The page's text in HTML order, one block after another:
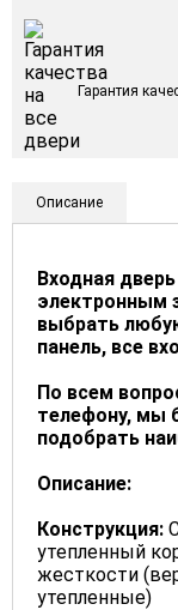
Гарантия
Описание
Входная
электронным
выбрать
панель, все
По всем
телефону, мы
подобрать
Описание:
Конструкция:
утепленный
жесткости
утепленные)